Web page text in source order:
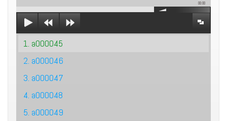
00:00
1. a000045
2. a000046
3. a000047
4. a000048
5. a000049